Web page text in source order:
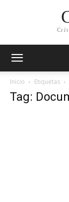
Inicio Etiquetas
Tag: